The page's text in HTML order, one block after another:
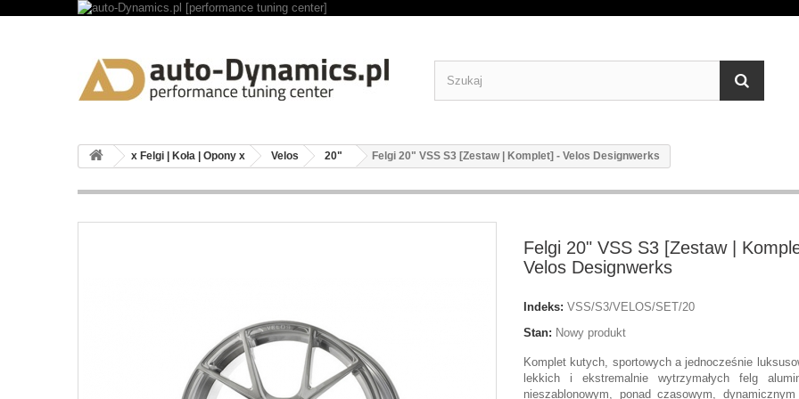
x Felgi | Koła | Opony x Velos 20" Felgi 20" VSS S3 [Zestaw | Komplet] - Velos Designwerks
Felgi 20" VSS S3 [Zestaw |
Velos Designwerks
Indeks: VSS/S3/VELOS/SET/20
Stan: Nowy produkt
Komplet kutych, sportowych a jednocześnie
lekkich i ekstremalnie wytrzymałych felg
nieszablonowym, ponad czasowym,